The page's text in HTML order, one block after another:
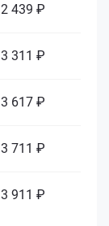
2 439 ₽
3 311 ₽
3 617 ₽
3 711 ₽
3 911 ₽